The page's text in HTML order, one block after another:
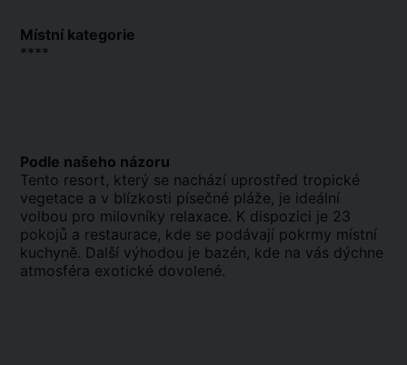
Místní kategorie
****
Podle našeho názoru
Tento resort, který se nachází uprostřed tropické
vegetace a v blízkosti písečné pláže, je ideální
volbou pro milovníky relaxace. K dispozici je 23
pokojů a restaurace, kde se podávají pokrmy místní
kuchyně. Další výhodou je bazén, kde na vás dýchne
atmosféra exotické dovolené.